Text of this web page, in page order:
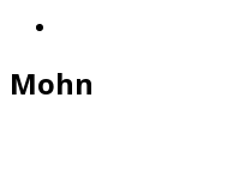
Mohn